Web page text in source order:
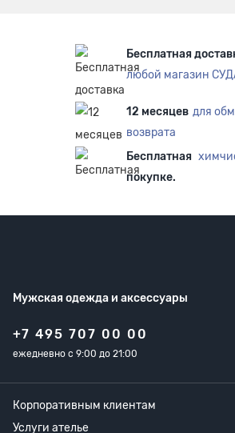
Бесплатная
любой магазин
12 месяцев для
возврата
Бесплатная
покупке.
Мужская одежда и аксессуары
+7 495 707 00 00
ежедневно с 9:00 до 21:00
Корпоративным клиентам
Услуги ателье